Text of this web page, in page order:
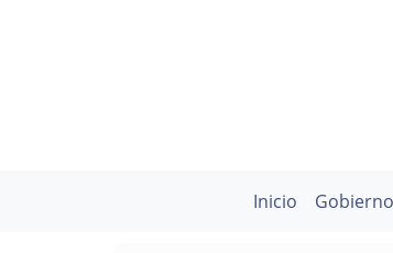
Inicio Gobierno